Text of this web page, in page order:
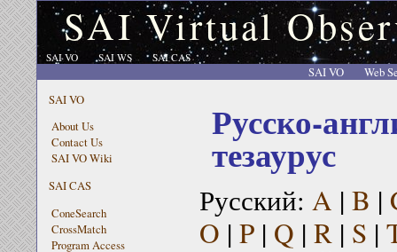
SAI Virtual
SAI VO SAI WS SAI CAS
SAI VO
Web
SAI VO
About Us
Contact Us
SAI VO Wiki
SAI CAS
ConeSearch
CrossMatch
Program Access
Русско-
тезаурус
Русский: A | B |
O | P| Q | R| S |